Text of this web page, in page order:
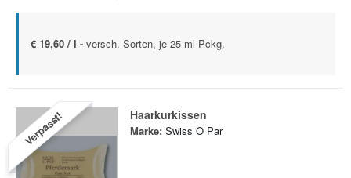
€ 19,60 / l - versch. Sorten, je 25-ml-Pckg.
Verpasst! Haarkurkissen
Marke: Swiss O Par